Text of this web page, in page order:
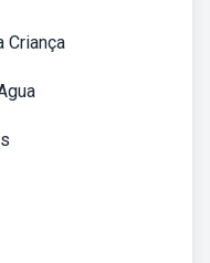
Criança